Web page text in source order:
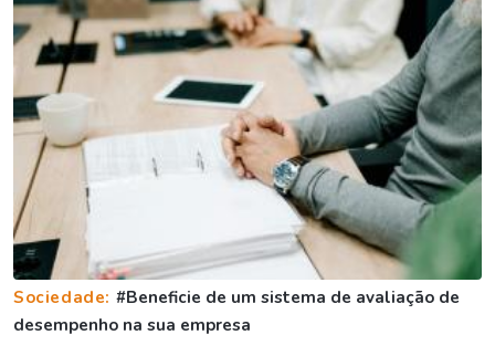
Sociedade: #Beneficie de um sistema de avaliação de
desempenho na sua empresa